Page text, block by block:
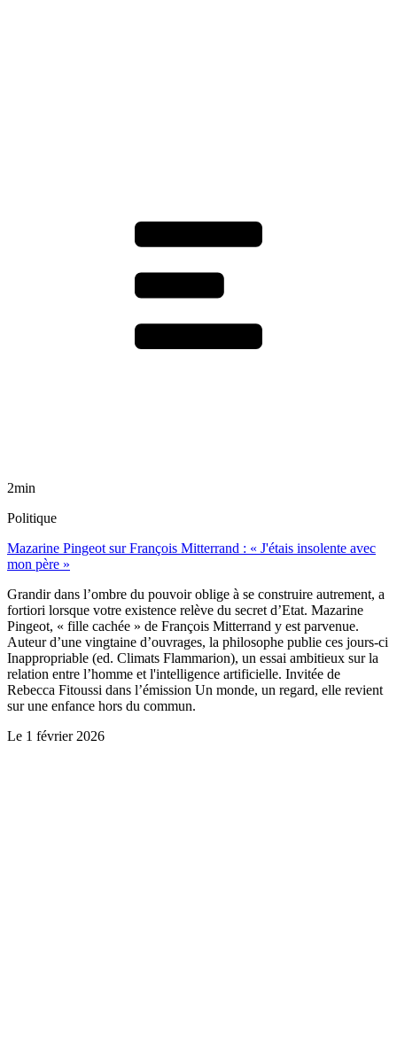
2min
Politique
Mazarine Pingeot sur François Mitterrand : « J'étais insolente avec
mon père »
Grandir dans l’ombre du pouvoir oblige à se construire autrement, a
fortiori lorsque votre existence relève du secret d’Etat. Mazarine
Pingeot, « fille cachée » de François Mitterrand y est parvenue.
Auteur d’une vingtaine d’ouvrages, la philosophe publie ces jours-ci
Inappropriable (ed. Climats Flammarion), un essai ambitieux sur la
relation entre l’homme et l'intelligence artificielle. Invitée de
Rebecca Fitoussi dans l’émission Un monde, un regard, elle revient
sur une enfance hors du commun.
Le 1 février 2026